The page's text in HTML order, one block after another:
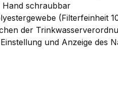
schraubbar
(Filterfeinheit
der
und Anzeige des